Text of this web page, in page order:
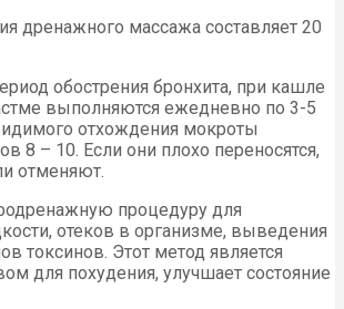
дренажного массажа составляет 20
обострения бронхита, при кашле
выполняются ежедневно по 3-5
отхождения мокроты
8 – 10. Если они плохо переносятся,
отменяют.
процедуру для
отеков в организме, выведения
токсинов. Этот метод является
для похудения, улучшает состояние